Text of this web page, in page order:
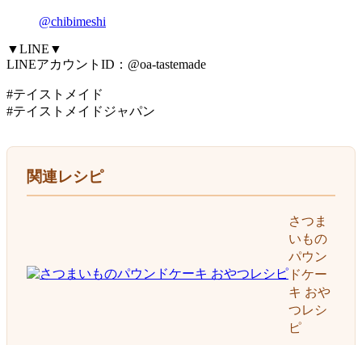
@chibimeshi
▼LINE▼
LINEアカウントID：@oa-tastemade
#テイストメイド
#テイストメイドジャパン
関連レシピ
さつま
いもの
パウン
ドケー
キ おや
つレシ
ピ